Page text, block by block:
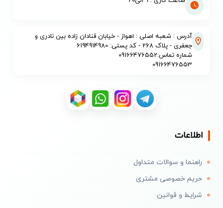
آدرس : شعبه اصلی : اهواز - خیابان قنادان زاده بین نادری و
جعفری - پلاک 268 - کد پستی: 6194914980
شماره تماس:09166476552
09166476553
اطلاعات
راهنما و سوالات متداول
حریم خصوصی مشتری
شرایط و قوانین